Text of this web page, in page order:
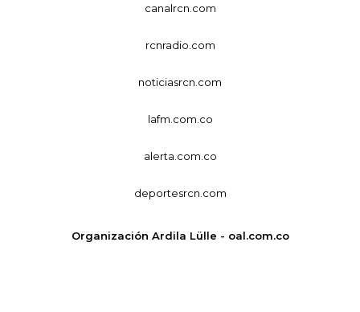
canalrcn.com
rcnradio.com
noticiasrcn.com
lafm.com.co
alerta.com.co
deportesrcn.com
Organización Ardila Lülle - oal.com.co